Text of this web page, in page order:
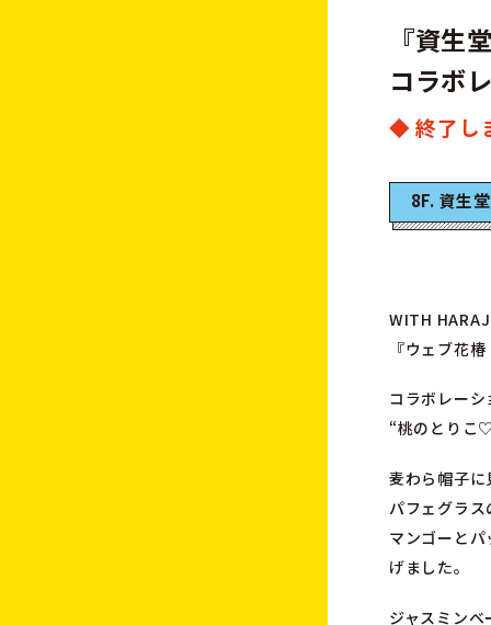
『資生
コラボ
◆ 終了し
8F. 資生
WITH
『ウェブ花
コラボレー
“桃のとりこ
麦わら帽子
パフェグラ
マンゴーと
げました。
ジャスミン